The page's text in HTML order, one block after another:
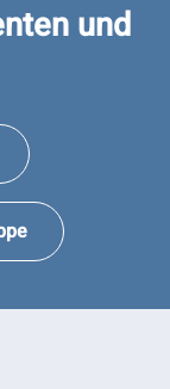
und